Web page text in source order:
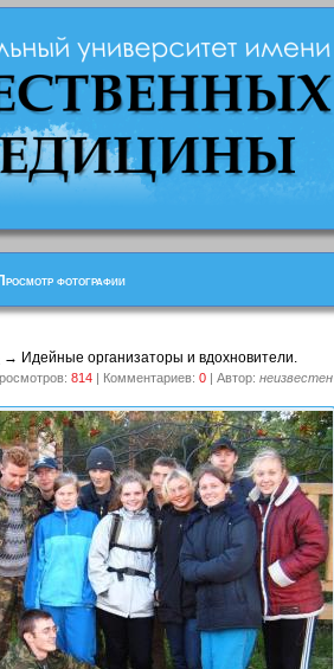
фотографии
→ Идейные организаторы и вдохновители.
814 | Комментариев: 0 | Автор: неизвестен